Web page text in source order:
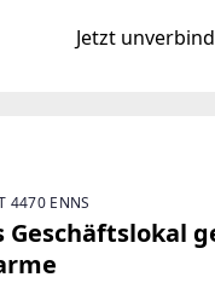
Jetzt
remax-future-enns
4470 ENNS
Geschäftslokal